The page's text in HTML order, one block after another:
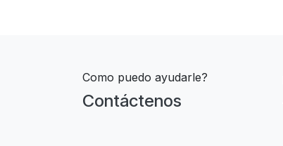
Como puedo ayudarle?
Contáctenos